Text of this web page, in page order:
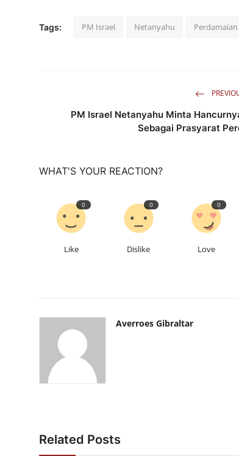
Tags: PM Israel Netanyahu Perdamaian
PM Israel Netanyahu Minta
Sebagai Prasyarat
WHAT'S YOUR REACTION?
0
Like
0
Dislike
0
Love
Averroes Gibraltar
Related Posts